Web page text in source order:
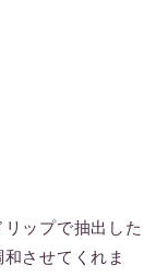
ップで抽出した
させてくれま